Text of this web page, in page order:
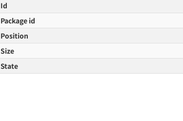
Id
Package id
Position
Size
State